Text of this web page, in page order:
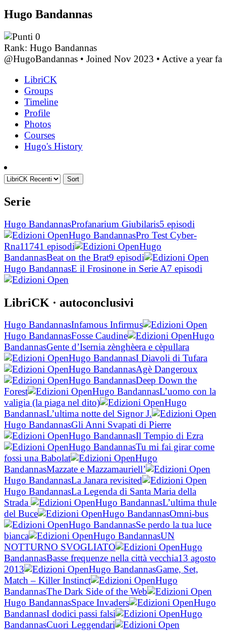
Hugo Bandannas
0
Rank: Hugo Bandannas
@HugoBandannas • Joined Nov 2023 • Active a year fa
LibriCK
Groups
Timeline
Profile
Photos
Courses
Hugo's History
Sort
Serie
Hugo BandannasProfanarium Giubilaris5 episodi
Hugo BandannasPro Test Cyber-
Rna11741 episodi
Hugo
BandannasBeat on the Brat9 episodi
Hugo BandannasE il Frosinone in Serie A7 episodi
LibriCK · autoconclusivi
Hugo BandannasInfamous Infirmus
Hugo BandannasFosse Caudine
Hugo
BandannasGente d’Isernia zènghèera e cèpullara
Hugo BandannasI Diavoli di Tufara
Hugo BandannasAgè Dangeroux
Hugo BandannasDeep Down the
Forest
Hugo BandannasL’uomo con la
valigia (la piaga nel dito)
Hugo
BandannasL’ultima notte del Signor J.
Hugo BandannasGli Anni Svapati di Pierre
Hugo BandannasIl Tempio di Ezra
Hugo BandannasTu mi fai girar come
fossi una Babolat
Hugo
BandannasMazzate e Mazzamauriell’
Hugo BandannasLa Janara revisited
Hugo BandannasLa Legenda di Santa Maria della
Strada
Hugo BandannasL’ultima thule
del Buce
Hugo BandannasOmni-bus
Hugo BandannasSe perdo la tua luce
bianca
Hugo BandannasUN
NOTTURNO SVOGLIATO
Hugo
BandannasBasse frequenze nella città vecchia13 agosto
2013
Hugo BandannasGame, Set,
Match – Killer Instinct
Hugo
BandannasThe Dark Side of the Web
Hugo BandannasSpace Invaders
Hugo
BandannasI dodici passi falsi
Hugo
BandannasCuori Leggendari